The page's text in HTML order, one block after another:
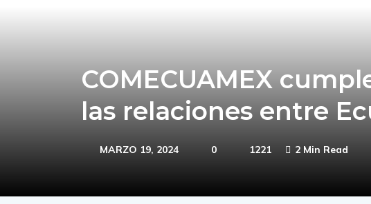
COMECUAMEX
las relaciones entre
MARZO 19, 2024 0 1221 2 Min Read